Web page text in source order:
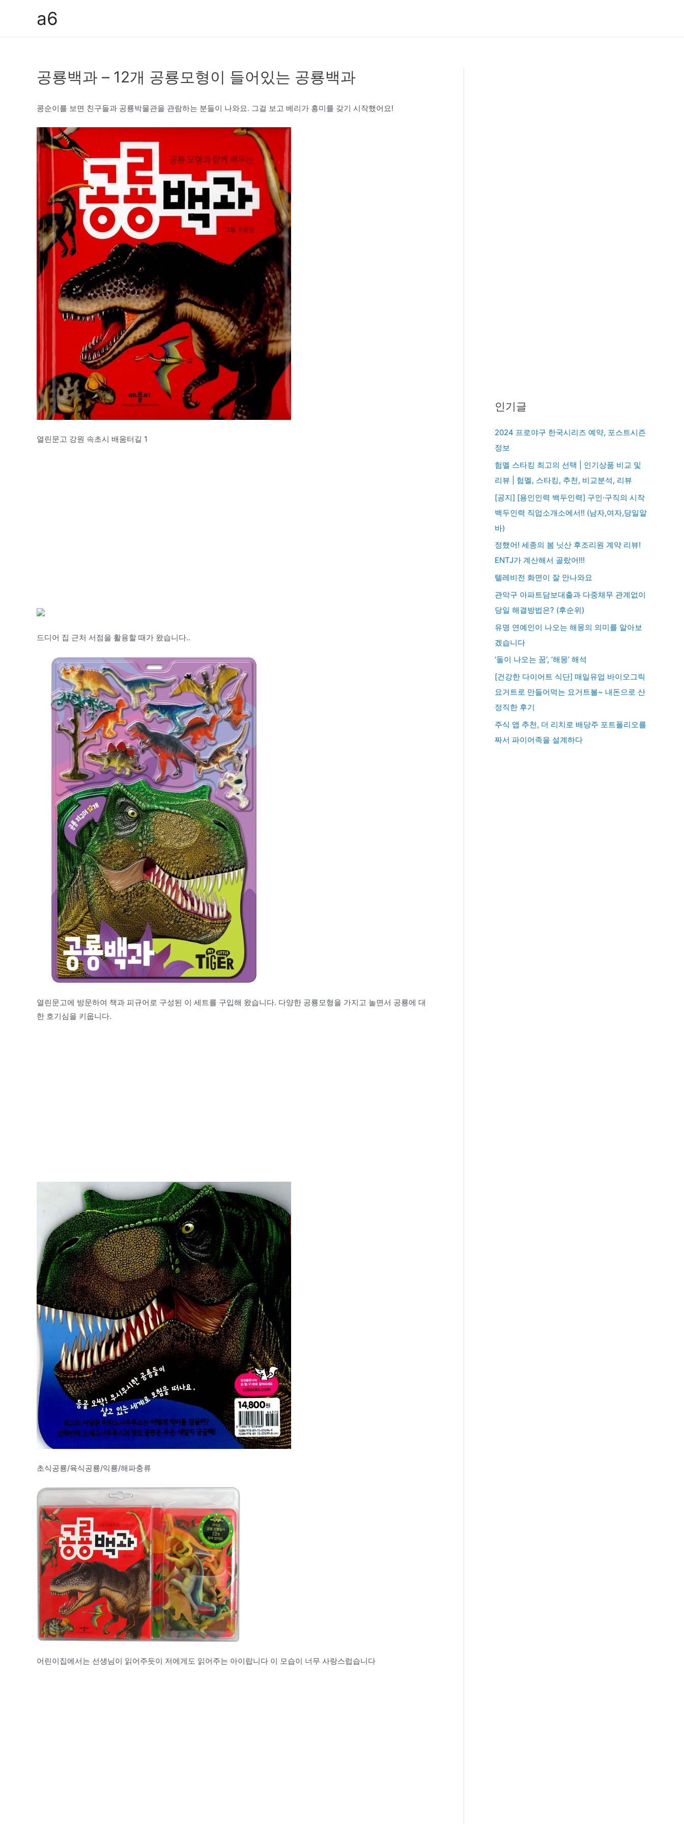
a6
공룡백과 – 12개 공룡모형이 들어있는 공룡백과
콩순이를 보면 친구들과 공룡박물관을 관람하는 분들이 나와요. 그걸 보고 베리가 흥미를 갖기 시작했어요!
열린문고 강원 속초시 배움터길 1
드디어 집 근처 서점을 활용할 때가 왔습니다..
열린문고에 방문하여 책과 피규어로 구성된 이 세트를 구입해 왔습니다. 다양한 공룡모형을 가지고 놀면서 공룡에 대
한 호기심을 키웁니다.
초식공룡/육식공룡/익룡/해파충류
어린이집에서는 선생님이 읽어주듯이 저에게도 읽어주는 아이랍니다 이 모습이 너무 사랑스럽습니다
인기글
2024 프로야구 한국시리즈 예약, 포스트시즌
정보
험멜 스타킹 최고의 선택 | 인기상품 비교 및
리뷰 | 험멜, 스타킹, 추천, 비교분석, 리뷰
[공지] [용인인력 백두인력] 구인·구직의 시작
백두인력 직업소개소에서!! (남자,여자,당일알
바)
정했어! 세종의 봄 닛산 후조리원 계약 리뷰!
ENTJ가 계산해서 골랐어!!!
텔레비전 화면이 잘 안나와요
관악구 아파트담보대출과 다중채무 관계없이
당일 해결방법은? (후순위)
유명 연예인이 나오는 해몽의 의미를 알아보
겠습니다
‘돌이 나오는 꿈’, ‘해몽’ 해석
[건강한 다이어트 식단] 매일유업 바이오그릭
요거트로 만들어먹는 요거트볼~ 내돈으로 산
정직한 후기
주식 앱 추천, 더 리치로 배당주 포트폴리오를
짜서 파이어족을 설계하다